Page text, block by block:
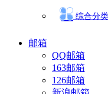
综合分类
邮箱
QQ邮箱
163邮箱
126邮箱